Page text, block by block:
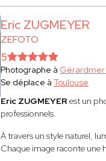
Eric ZUGMEYER
ZEFOTO
5
Photographe à
Se déplace àToulouse
Eric ZUGMEYER est un
professionnels.
À travers un style naturel,
Chaque image raconte une